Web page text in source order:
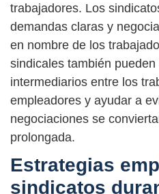
trabajadores. Los
demandas claras y
en nombre de los
sindicales también
intermediarios entre los
empleadores y ayudar a
negociaciones se
prolongada.
Estrategias
sindicatos